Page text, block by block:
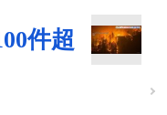
件超